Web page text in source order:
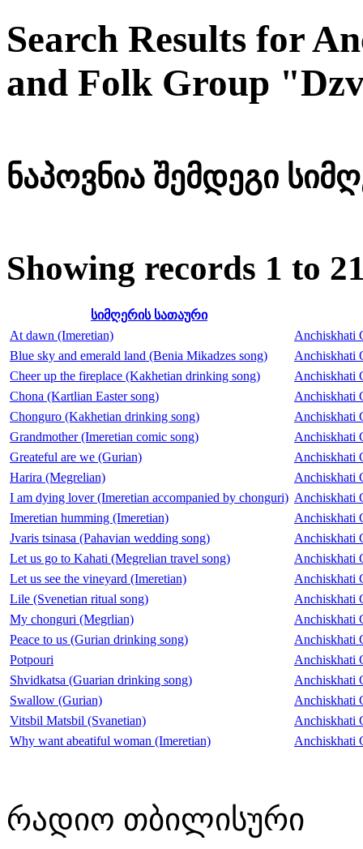
Search Results for
and Folk Group
ნაპოვნია შემდეგი
Showing records 1 to
სიმღერის სათაური
At dawn (Imeretian)
Anchiskhati
Blue sky and emerald land (Benia Mikadzes song)
Anchiskhati
Cheer up the fireplace (Kakhetian drinking song)
Anchiskhati
Chona (Kartlian Easter song)
Anchiskhati
Chonguro (Kakhetian drinking song)
Anchiskhati
Grandmother (Imeretian comic song)
Anchiskhati
Greateful are we (Gurian)
Anchiskhati
Harira (Megrelian)
Anchiskhati
I am dying lover (Imeretian accompanied by chonguri) Anchiskhati
Imeretian humming (Imeretian)
Anchiskhati
Jvaris tsinasa (Pahavian wedding song)
Anchiskhati
Let us go to Kahati (Megrelian travel song)
Anchiskhati
Let us see the vineyard (Imeretian)
Anchiskhati
Lile (Svenetian ritual song)
Anchiskhati
My chonguri (Megrlian)
Anchiskhati
Peace to us (Gurian drinking song)
Anchiskhati
Potpouri
Anchiskhati
Shvidkatsa (Guarian drinking song)
Anchiskhati
Swallow (Gurian)
Anchiskhati
Vitsbil Matsbil (Svanetian)
Anchiskhati
Why want abeatiful woman (Imeretian)
Anchiskhati
რადიო თბილისური